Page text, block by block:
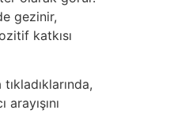
gezinir,
katkısı